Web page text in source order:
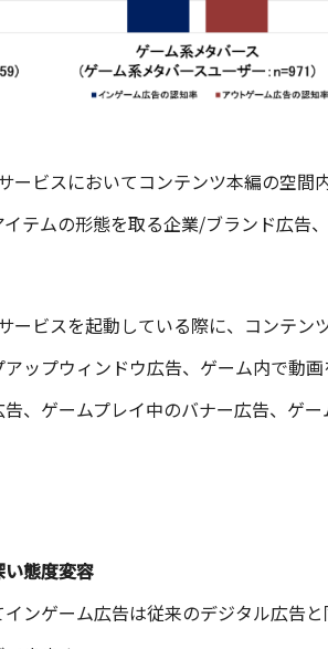
ービスにおいてコンテンツ本編の空
テムの形態を取る企業/ブランド広告
ビスを起動している際に、コンテン
ップウィンドウ広告、ゲーム内で動
、ゲームプレイ中のバナー広告、ゲ
態度変容
ンゲーム広告は従来のデジタル広告